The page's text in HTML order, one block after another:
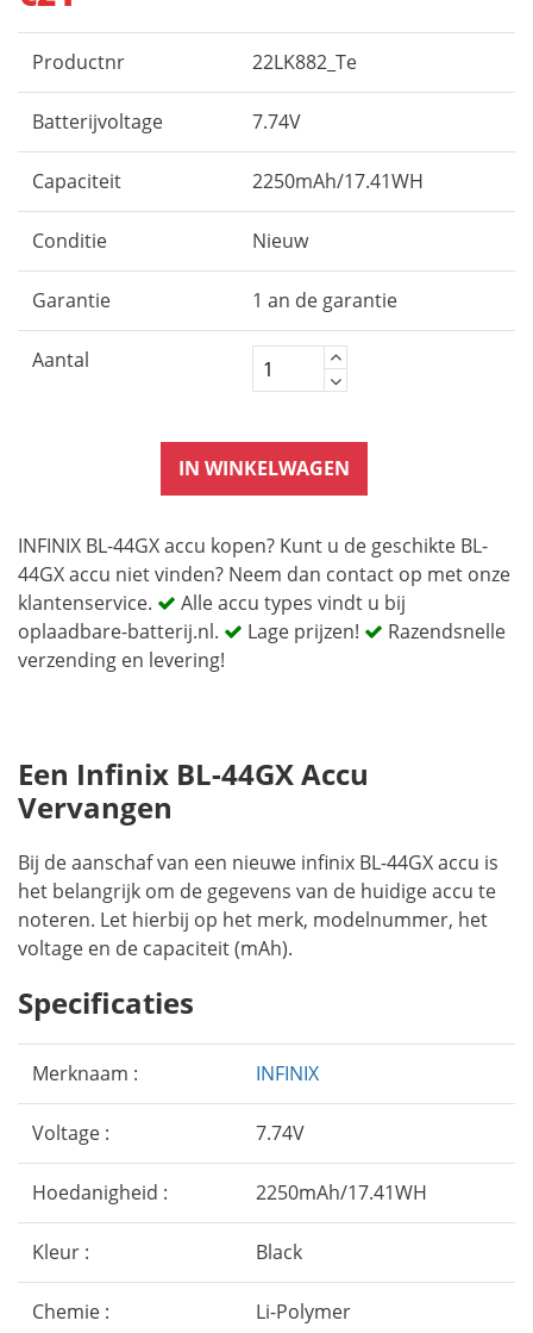
Productnr 22LK882_Te
Batterijvoltage 7.74V
Capaciteit 2250mAh/17.41WH
Conditie Nieuw
Garantie 1 an de garantie
Aantal
IN WINKELWAGEN
INFINIX BL-44GX accu kopen? Kunt u de geschikte BL-
44GX accu niet vinden? Neem dan contact op met onze
klantenservice.
Alle accu types vindt u bij
oplaadbare-batterij.nl.
Lage prijzen!
Razendsnelle
verzending en levering!
Een Infinix BL-44GX Accu
Vervangen
Bij de aanschaf van een nieuwe infinix BL-44GX accu is
het belangrijk om de gegevens van de huidige accu te
noteren. Let hierbij op het merk, modelnummer, het
voltage en de capaciteit (mAh).
Specificaties
Merknaam : INFINIX
Voltage : 7.74V
Hoedanigheid : 2250mAh/17.41WH
Kleur : Black
Chemie : Li-Polymer